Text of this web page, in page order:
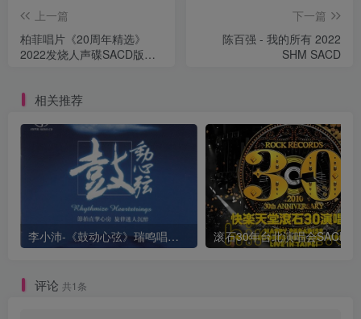
上一篇
柏菲唱片《20周年精选》
2022发烧人声碟SACD版
下一篇
陈百强 - 我的所有 2022
SHM SACD
相关推荐
李小沛-《鼓动心弦》瑞鸣唱片 DSD DFF
评论 共1条